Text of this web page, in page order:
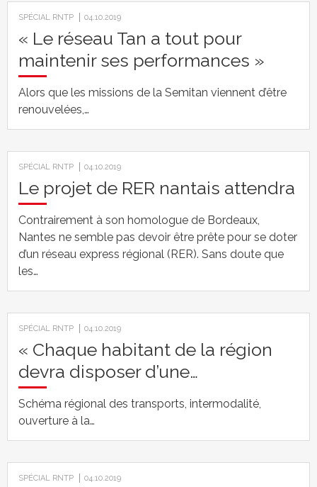
SPÉCIAL RNTP 04.10.2019
« Le réseau Tan a tout pour
maintenir ses performances »
Alors que les missions de la Semitan viennent d’être
renouvelées,…
SPÉCIAL RNTP 04.10.2019
Le projet de RER nantais attendra
Contrairement à son homologue de Bordeaux,
Nantes ne semble pas devoir être prête pour se doter
d’un réseau express régional (RER). Sans doute que
les…
SPÉCIAL RNTP 04.10.2019
« Chaque habitant de la région
devra disposer d’une…
Schéma régional des transports, intermodalité,
ouverture à la…
SPÉCIAL RNTP 04.10.2019